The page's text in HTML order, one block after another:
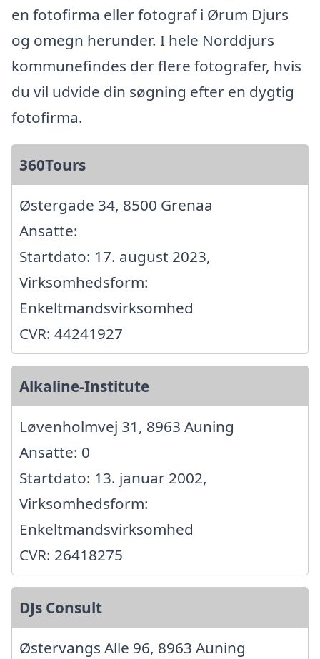
en fotofirma eller fotograf i Ørum Djurs
og omegn herunder. I hele Norddjurs
kommunefindes der flere fotografer, hvis
du vil udvide din søgning efter en dygtig
fotofirma.
360Tours
Østergade 34, 8500 Grenaa
Ansatte:
Startdato: 17. august 2023,
Virksomhedsform:
Enkeltmandsvirksomhed
CVR: 44241927
Alkaline-Institute
Løvenholmvej 31, 8963 Auning
Ansatte: 0
Startdato: 13. januar 2002,
Virksomhedsform:
Enkeltmandsvirksomhed
CVR: 26418275
DJs Consult
Østervangs Alle 96, 8963 Auning